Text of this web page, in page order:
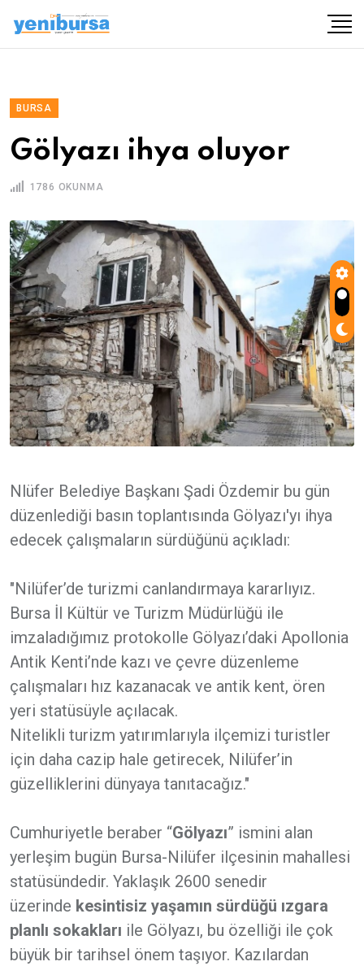
BURSA
Gölyazı ihya oluyor
1786 OKUNMA
Nlüfer Belediye Başkanı Şadi Özdemir bu gün
düzenlediği basın toplantısında Gölyazı'yı ihya
edecek çalışmaların sürdüğünü açıkladı:
"Nilüfer’de turizmi canlandırmaya kararlıyız.
Bursa İl Kültür ve Turizm Müdürlüğü ile
imzaladığımız protokolle Gölyazı’daki Apollonia
Antik Kenti’nde kazı ve çevre düzenleme
çalışmaları hız kazanacak ve antik kent, ören
yeri statüsüyle açılacak.
Nitelikli turizm yatırımlarıyla ilçemizi turistler
için daha cazip hale getirecek, Nilüfer’in
güzelliklerini dünyaya tanıtacağız."
Cumhuriyetle beraber “Gölyazı” ismini alan
yerleşim bugün Bursa-Nilüfer ilçesinin mahallesi
statüsündedir. Yaklaşık 2600 senedir
üzerinde kesintisiz yaşamın sürdüğü ızgara
planlı sokakları ile Gölyazı, bu özelliği ile çok
büyük bir tarihsel önem taşıyor. Kazılardan